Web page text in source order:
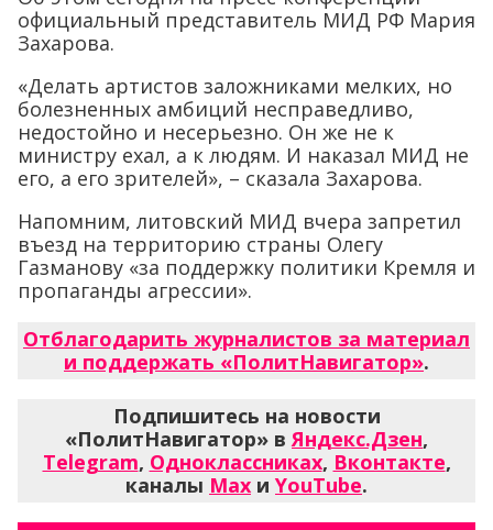
официальный представитель МИД РФ Мария
Захарова.
«Делать артистов заложниками мелких, но
болезненных амбиций несправедливо,
недостойно и несерьезно. Он же не к
министру ехал, а к людям. И наказал МИД не
его, а его зрителей», – сказала Захарова.
Напомним, литовский МИД вчера запретил
въезд на территорию страны Олегу
Газманову «за поддержку политики Кремля и
пропаганды агрессии».
Отблагодарить журналистов за материал
и поддержать «ПолитНавигатор».
Подпишитесь на новости
«ПолитНавигатор» вЯндекс.Дзен,
Telegram, Одноклассниках, Вконтакте,
каналы Max и YouTube.